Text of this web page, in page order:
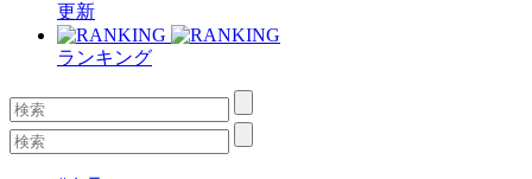
更新
ランキング